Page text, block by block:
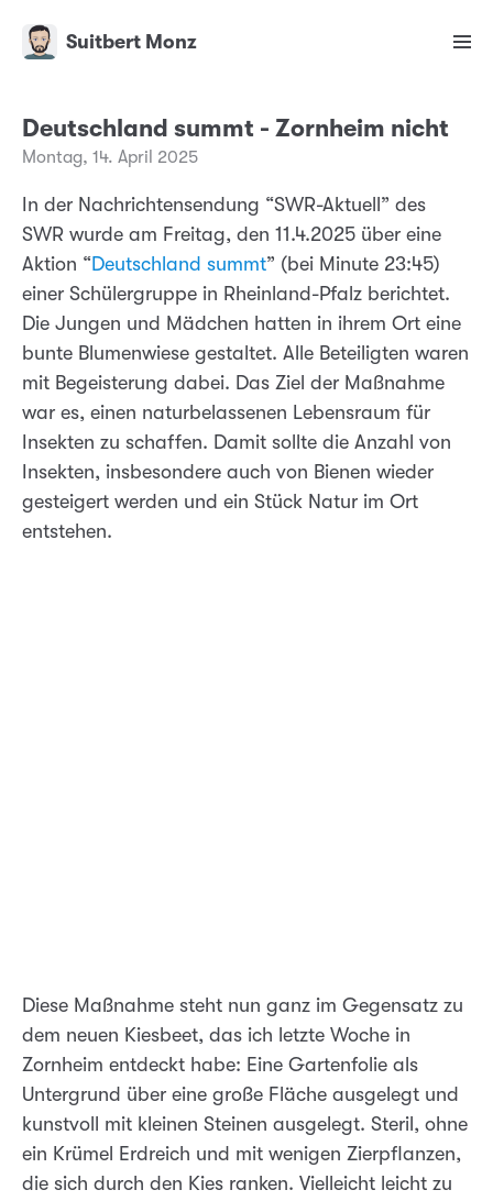
Suitbert Monz
Deutschland summt - Zornheim nicht
Montag, 14. April 2025
In der Nachrichtensendung “SWR-Aktuell” des
SWR wurde am Freitag, den 11.4.2025 über eine
Aktion “Deutschland summt” (bei Minute 23:45)
einer Schülergruppe in Rheinland-Pfalz berichtet.
Die Jungen und Mädchen hatten in ihrem Ort eine
bunte Blumenwiese gestaltet. Alle Beteiligten waren
mit Begeisterung dabei. Das Ziel der Maßnahme
war es, einen naturbelassenen Lebensraum für
Insekten zu schaffen. Damit sollte die Anzahl von
Insekten, insbesondere auch von Bienen wieder
gesteigert werden und ein Stück Natur im Ort
entstehen.
Diese Maßnahme steht nun ganz im Gegensatz zu
dem neuen Kiesbeet, das ich letzte Woche in
Zornheim entdeckt habe: Eine Gartenfolie als
Untergrund über eine große Fläche ausgelegt und
kunstvoll mit kleinen Steinen ausgelegt. Steril, ohne
ein Krümel Erdreich und mit wenigen Zierpflanzen,
die sich durch den Kies ranken. Vielleicht leicht zu